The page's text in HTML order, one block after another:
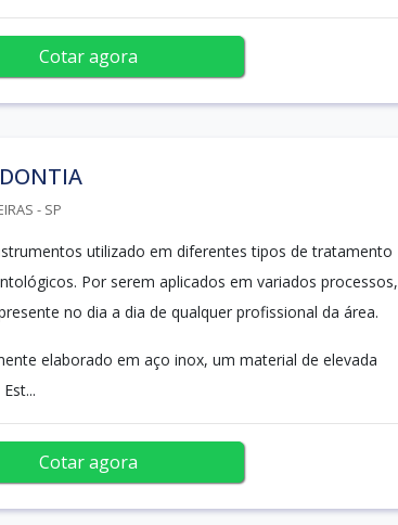
Cotar agora
- SP
utilizado em diferentes tipos de tratamento
Por serem aplicados em variados processos,
no dia a dia de qualquer profissional da área.
elaborado em aço inox, um material de elevada
Cotar agora